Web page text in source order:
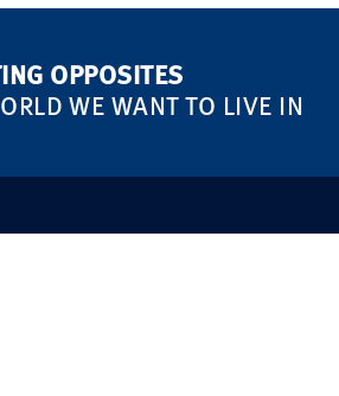
OPPOSITES
WE WANT TO LIVE IN